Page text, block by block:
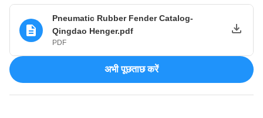
Pneumatic Rubber Fender Catalog-
Qingdao Henger.pdf
PDF
अभी पूछताछ करें